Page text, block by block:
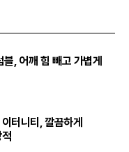
, 어깨 힘 빼고 가볍게
터니티, 깔끔하게